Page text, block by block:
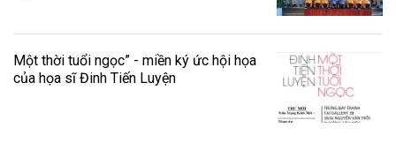
Một thời tuổi ngọc” - miền ký ức hội họa
của họa sĩ Đinh Tiến Luyện